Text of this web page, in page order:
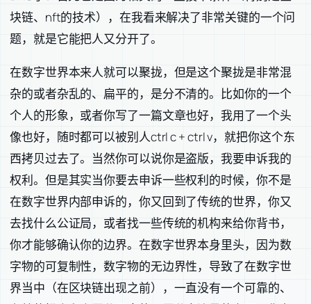
块链、nft的技术），在我看来解决了非常关键的一个问
题，就是它能把人又分开了。
在数字世界本来人就可以聚拢，但是这个聚拢是非常混
杂的或者杂乱的、扁平的，是分不清的。比如你的一个
个人的形象，或者你写了一篇文章也好，我用了一个头
像也好，随时都可以被别人ctrl c + ctrl v，就把你这个东
西拷贝过去了。当然你可以说你是盗版，我要申诉我的
权利。但是其实当你要去申诉一些权利的时候，你不是
在数字世界内部申诉的，你又回到了传统的世界，你又
去找什么公证局，或者找一些传统的机构来给你背书，
你才能够确认你的边界。在数字世界本身里头，因为数
字物的可复制性，数字物的无边界性，导致了在数字世
界当中（在区块链出现之前），一直没有一个可靠的、